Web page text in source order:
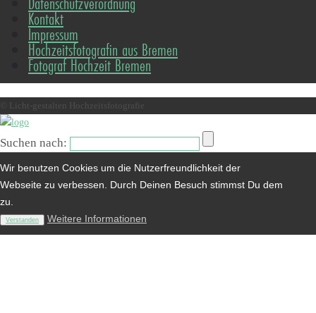
Kontakt
Impressum
Hochzeitsfotografin aus Bremen
Fotograf Hochzeit Bremen
© Licht-gestalten Hochzeitsfotografie
Suchen nach:
Wir benutzen Cookies um die Nutzerfreundlichkeit der
Webseite zu verbessen. Durch Deinen Besuch stimmst Du dem
zu.
Verstanden Weitere Informationen